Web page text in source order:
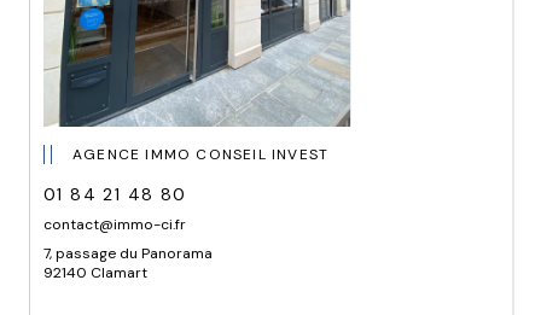
AGENCE IMMO CONSEIL INVEST
01 84 21 48 80
contact@immo-ci.fr
7, passage du Panorama
92140 Clamart